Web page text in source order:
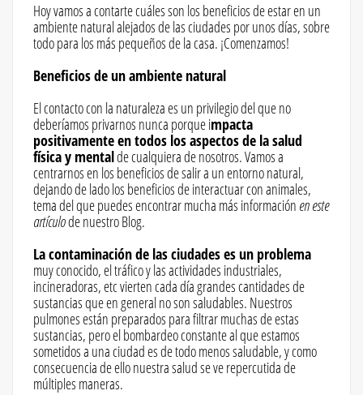
Hoy vamos a contarte cuáles son los beneficios de estar en un
ambiente natural alejados de las ciudades por unos días, sobre
todo para los más pequeños de la casa. ¡Comenzamos!
Beneficios de un ambiente natural
El contacto con la naturaleza es un privilegio del que no
deberíamos privarnos nunca porque impacta
positivamente en todos los aspectos de la salud
física y mentalde cualquiera de nosotros. Vamos a
centrarnos en los beneficios de salir a un entorno natural,
dejando de lado los beneficios de interactuar con animales,
tema del que puedes encontrar mucha más información en este
artículode nuestro Blog.
La contaminación de las ciudades es un problema
muy conocido, el tráfico y las actividades industriales,
incineradoras, etc vierten cada día grandes cantidades de
sustancias que en general no son saludables. Nuestros
pulmones están preparados para filtrar muchas de estas
sustancias, pero el bombardeo constante al que estamos
sometidos a una ciudad es de todo menos saludable, y como
consecuencia de ello nuestra salud se ve repercutida de
múltiples maneras.